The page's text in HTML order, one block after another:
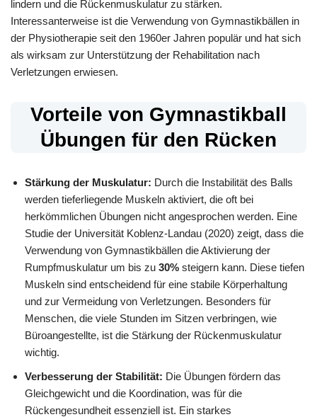
lindern und die Rückenmuskulatur zu stärken.
Interessanterweise ist die Verwendung von Gymnastikbällen in
der Physiotherapie seit den 1960er Jahren populär und hat sich
als wirksam zur Unterstützung der Rehabilitation nach
Verletzungen erwiesen.
Vorteile von Gymnastikball
Übungen für den Rücken
Stärkung der Muskulatur: Durch die Instabilität des Balls
werden tieferliegende Muskeln aktiviert, die oft bei
herkömmlichen Übungen nicht angesprochen werden. Eine
Studie der Universität Koblenz-Landau (2020) zeigt, dass die
Verwendung von Gymnastikbällen die Aktivierung der
Rumpfmuskulatur um bis zu 30% steigern kann. Diese tiefen
Muskeln sind entscheidend für eine stabile Körperhaltung
und zur Vermeidung von Verletzungen. Besonders für
Menschen, die viele Stunden im Sitzen verbringen, wie
Büroangestellte, ist die Stärkung der Rückenmuskulatur
wichtig.
Verbesserung der Stabilität: Die Übungen fördern das
Gleichgewicht und die Koordination, was für die
Rückengesundheit essenziell ist. Ein starkes